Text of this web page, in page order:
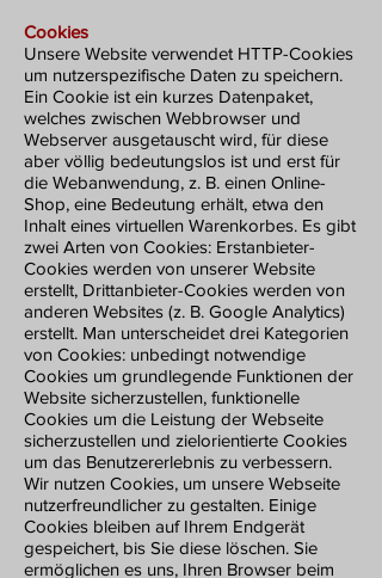
Cookies
Unsere Website verwendet HTTP-Cookies
um nutzerspezifische Daten zu speichern.
Ein Cookie ist ein kurzes Datenpaket,
welches zwischen Webbrowser und
Webserver ausgetauscht wird, für diese
aber völlig bedeutungslos ist und erst für
die Webanwendung, z. B. einen Online-
Shop, eine Bedeutung erhält, etwa den
Inhalt eines virtuellen Warenkorbes. Es gibt
zwei Arten von Cookies: Erstanbieter-
Cookies werden von unserer Website
erstellt, Drittanbieter-Cookies werden von
anderen Websites (z. B. Google Analytics)
erstellt. Man unterscheidet drei Kategorien
von Cookies: unbedingt notwendige
Cookies um grundlegende Funktionen der
Website sicherzustellen, funktionelle
Cookies um die Leistung der Webseite
sicherzustellen und zielorientierte Cookies
um das Benutzererlebnis zu verbessern.
Wir nutzen Cookies, um unsere Webseite
nutzerfreundlicher zu gestalten. Einige
Cookies bleiben auf Ihrem Endgerät
gespeichert, bis Sie diese löschen. Sie
ermöglichen es uns, Ihren Browser beim